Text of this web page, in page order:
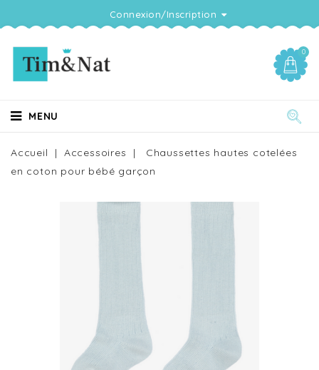
Connexion/Inscription
0
MENU
Accueil Accessoires
Chaussettes hautes cotelées
en coton pour bébé garçon